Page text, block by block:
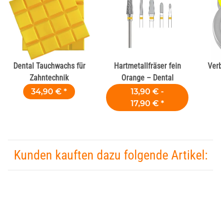
Dental Tauchwachs für
Zahntechnik
34,90 € *
Hartmetallfräser fein
Orange – Dental
13,90 € -
17,90 € *
Kunden kauften dazu folgende Artikel: